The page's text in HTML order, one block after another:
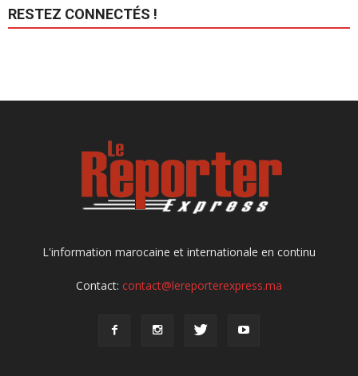
RESTEZ CONNECTÉS !
L'information marocaine et internationale en continu
Contact: contact@lereporterexpress.ma